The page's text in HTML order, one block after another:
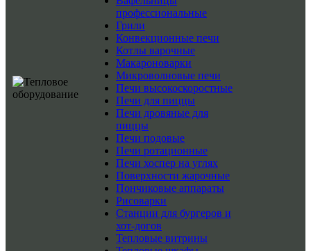
профессиональные
Грили
Конвекционные печи
Котлы варочные
Макароноварки
Микроволновые печи
Печи высокоскоростные
Печи для пиццы
Печи дровяные для
пиццы
Печи подовые
Печи ротационные
Печи хоспер на углях
Поверхности жарочные
Пончиковые аппараты
Рисоварки
Станции для бургеров и
хот-догов
Тепловые витрины